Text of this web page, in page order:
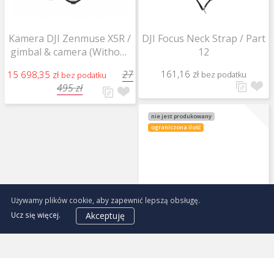
Kamera DJI Zenmuse X5R /
gimbal & camera (Without
15 698,35 zł bez podatku
27
495 zł
DJI Focus Neck Strap / Part
12
161,16 zł bez podatku
nie jest produkowany
ograniczona ilość
DJI Inspire 1 blokada na
Installation Kit / Part 70
Używamy plików cookie, aby zapewnić lepszą obsługę.
Ucz się więcej.
Akceptuję